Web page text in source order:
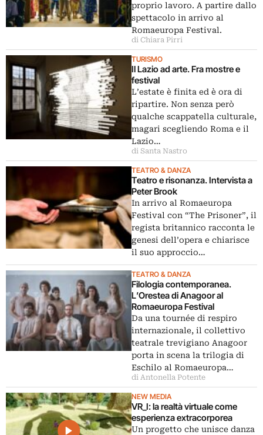
proprio lavoro. A partire dallo
spettacolo in arrivo al
Romaeuropa Festival.
di Chiara Pirri
TURISMO
Il Lazio ad arte. Fra mostre e
festival
L’estate è finita ed è ora di
ripartire. Non senza però
qualche scappatella culturale,
magari scegliendo Roma e il
Lazio…
di Santa Nastro
TEATRO & DANZA
Teatro e risonanza. Intervista a
Peter Brook
In arrivo al Romaeuropa
Festival con “The Prisoner”, il
regista britannico racconta le
genesi dell’opera e chiarisce
il suo approccio…
TEATRO & DANZA
Filologia contemporanea.
L’Orestea di Anagoor al
Romaeuropa Festival
Da una tournée di respiro
internazionale, il collettivo
teatrale trevigiano Anagoor
porta in scena la trilogia di
Eschilo al Romaeuropa…
di Antonella Potente
NEW MEDIA
VR_I: la realtà virtuale come
esperienza extracorporea
Un progetto che unisce danza